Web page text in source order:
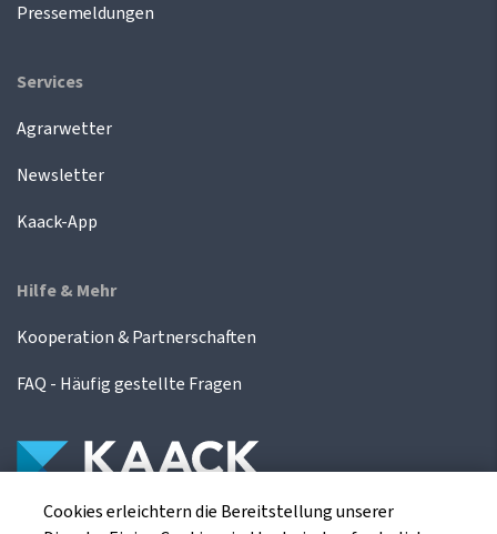
Pressemeldungen
Services
Agrarwetter
Newsletter
Kaack-App
Hilfe & Mehr
Kooperation & Partnerschaften
FAQ - Häufig gestellte Fragen
Die Kaack Terminhandel GmbH ist ein
Cookies erleichtern die Bereitstellung unserer